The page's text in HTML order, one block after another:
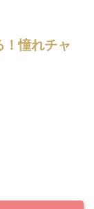
！憧れチャ